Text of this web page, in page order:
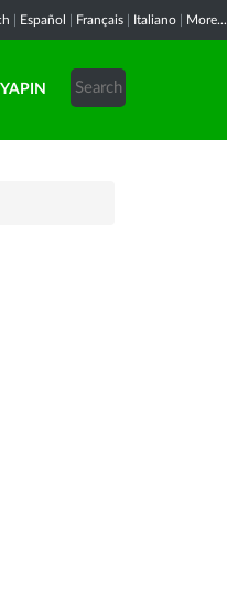
Español Français Italiano More...